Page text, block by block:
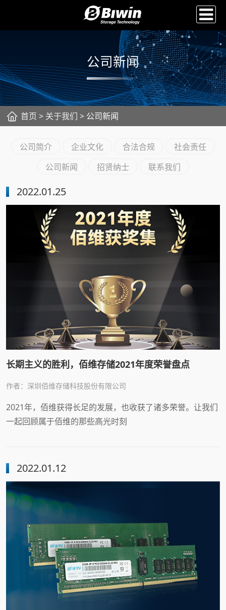
公司新闻
首页 > 关于我们 > 公司新闻
公司简介 企业文化 合法合规
社会责任
公司新闻
招贤纳士 联系我们
2022.01.25
长期主义的胜利，佰维存储2021年度荣誉盘点
作者：深圳佰维存储科技股份有限公司
2021年，佰维获得长足的发展，也收获了诸多荣誉。让我们
一起回顾属于佰维的那些高光时刻
2022.01.12